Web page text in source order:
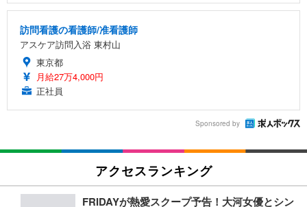
訪問看護の看護師/准看護師
アスケア訪問入浴 東村山
東京都
月給27万4,000円
正社員
Sponsored by
アクセスランキング
FRIDAYが熱愛スクープ予告！大河女優とシン